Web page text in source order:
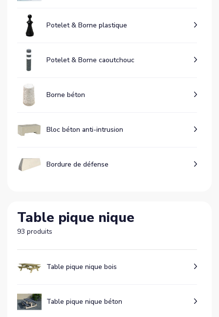
Potelet & Borne plastique
Potelet & Borne caoutchouc
Borne béton
Bloc béton anti-intrusion
Bordure de défense
Table pique nique
93 produits
Table pique nique bois
Table pique nique béton